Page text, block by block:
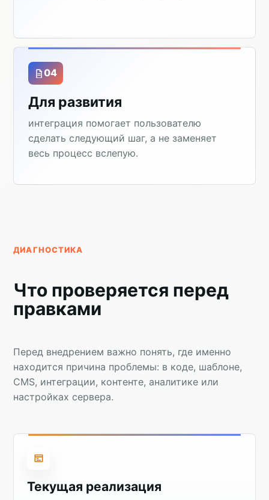
04
Для развития
интеграция помогает пользователю
сделать следующий шаг, а не заменяет
весь процесс вслепую.
ДИАГНОСТИКА
Что проверяется перед
правками
Перед внедрением важно понять, где именно
находится причина проблемы: в коде, шаблоне,
CMS, интеграции, контенте, аналитике или
настройках сервера.
Текущая реализация